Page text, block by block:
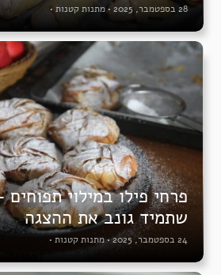
28 בספטמבר, 2025 • מתנות קטנות •
פרחי פילו במילוי תפוחים
שתמיד גונב את ההצגה
24 בספטמבר, 2025 •מתנות קטנות •